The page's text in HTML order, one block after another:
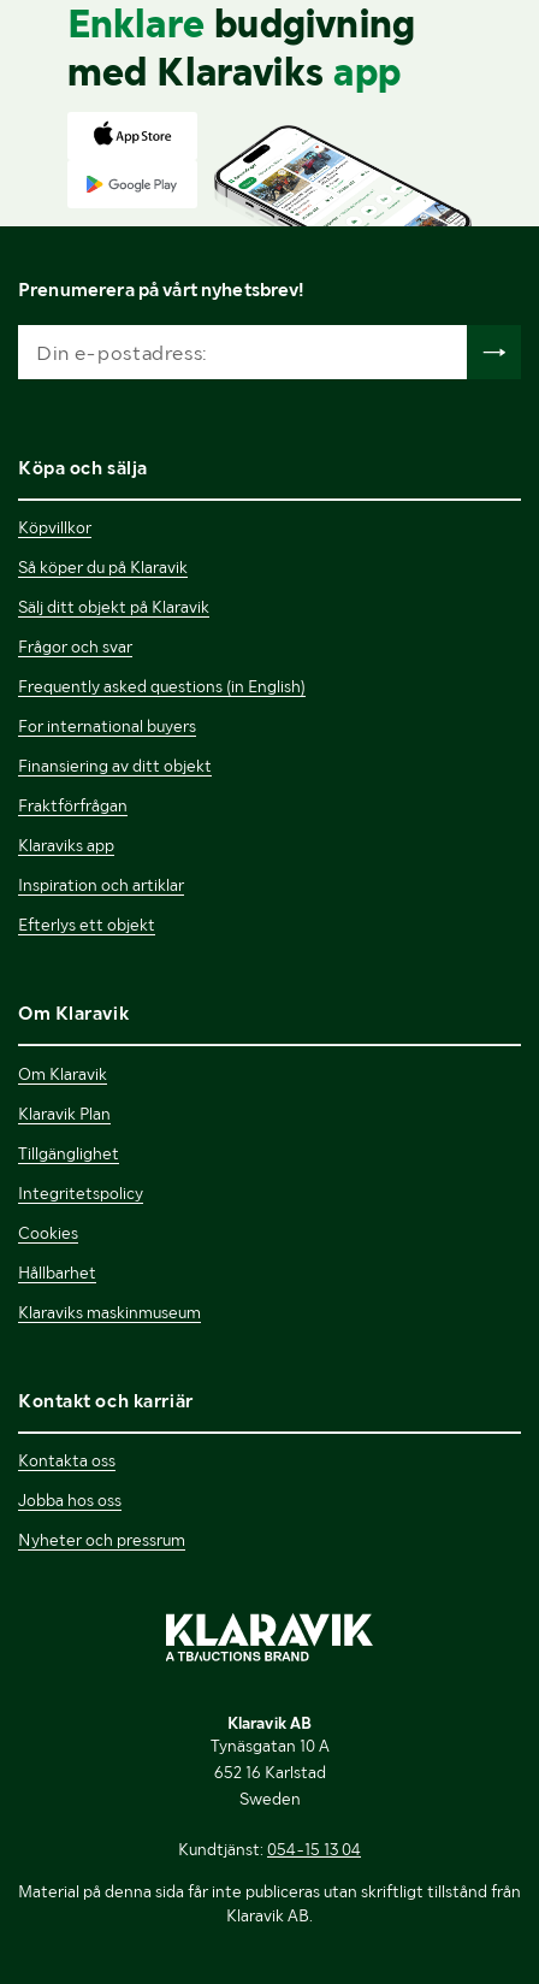
Enklare budgivning
med Klaraviks app
Prenumerera på vårt nyhetsbrev!
Köpa och sälja
Köpvillkor
Så köper du på Klaravik
Sälj ditt objekt på Klaravik
Frågor och svar
Frequently asked questions (in English)
For international buyers
Finansiering av ditt objekt
Fraktförfrågan
Klaraviks app
Inspiration och artiklar
Efterlys ett objekt
Om Klaravik
Om Klaravik
Klaravik Plan
Tillgänglighet
Integritetspolicy
Cookies
Hållbarhet
Klaraviks maskinmuseum
Kontakt och karriär
Kontakta oss
Jobba hos oss
Nyheter och pressrum
Klaravik AB
Tynäsgatan 10 A
652 16 Karlstad
Sweden
Kundtjänst: 054-15 13 04
Material på denna sida får inte publiceras utan skriftligt tillstånd från
Klaravik AB.